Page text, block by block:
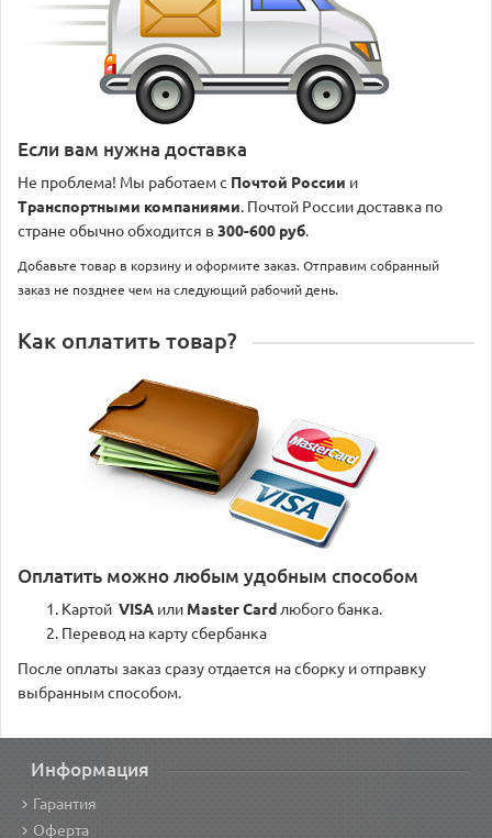
Если вам нужна доставка
Не проблема! Мы работаем с Почтой России и
Транспортными компаниями. Почтой России доставка по
стране обычно обходится в 300-600 руб.
Добавьте товар в корзину и оформите заказ. Отправим собранный
заказ не позднее чем на следующий рабочий день.
Как оплатить товар?
Оплатить можно любым удобным способом
Картой VISA или Master Card любого банка.
Перевод на карту сбербанка
После оплаты заказ сразу отдается на сборку и отправку
выбранным способом.
Информация
Гарантия
Оферта